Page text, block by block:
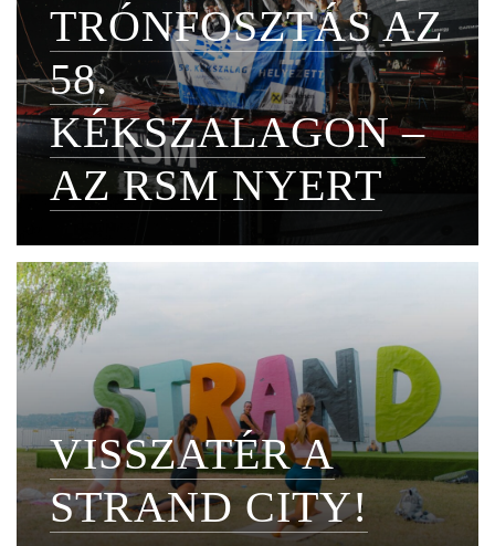
TRÓNFOSZTÁS AZ
58.
KÉKSZALAGON –
AZ RSM NYERT
VISSZATÉR A
STRAND CITY!